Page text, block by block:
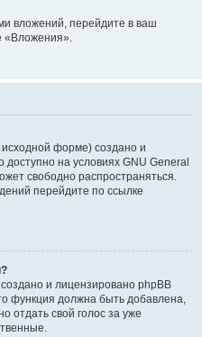
вложений, перейдите в ваш
«Вложения».
форме) создано и
доступно на условиях GNU General
свободно распространяться.
перейдите по ссылке
и лицензировано phpBB
функция должна быть добавлена,
отдать свой голос за уже